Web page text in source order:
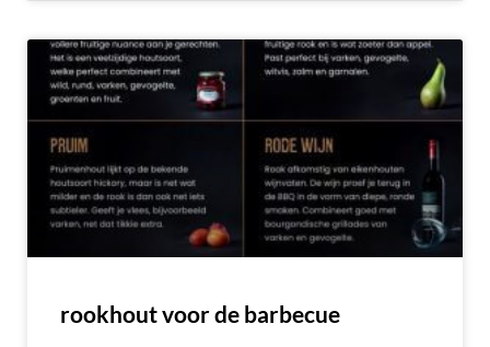
rookhout voor de barbecue